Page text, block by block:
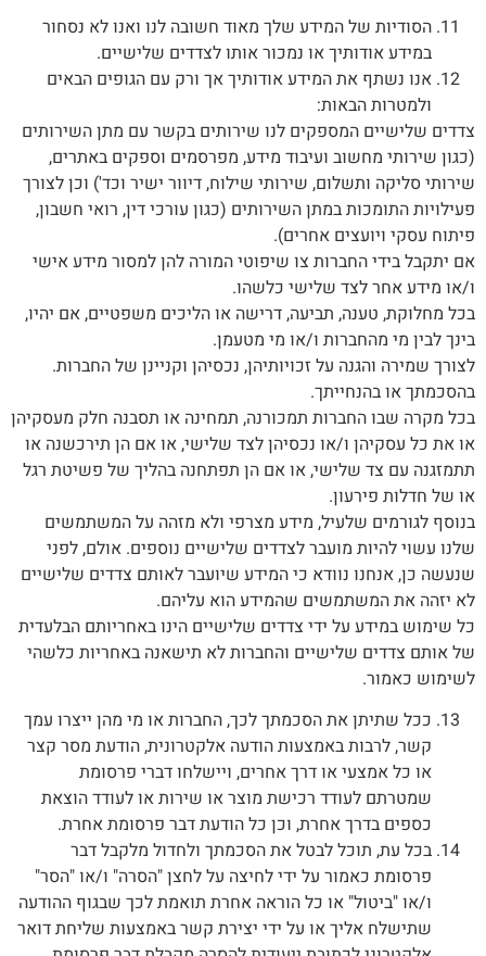
הסודיות של המידע שלך מאוד חשובה לנו ואנו לא נסחור
במידע אודותיך או נמכור אותו לצדדים שלישיים.
אנו נשתף את המידע אודותיך אך ורק עם הגופים הבאים
ולמטרות הבאות:
צדדים שלישיים המספקים לנו שירותים בקשר עם מתן השירותים
(כגון שירותי מחשוב ועיבוד מידע, מפרסמים וספקים באתרים,
שירותי סליקה ותשלום, שירותי שילוח, דיוור ישיר וכד') וכן לצורך
פעילויות התומכות במתן השירותים (כגון עורכי דין, רואי חשבון,
פיתוח עסקי ויועצים אחרים).
אם יתקבל בידי החברות צו שיפוטי המורה להן למסור מידע אישי
ו/או מידע אחר לצד שלישי כלשהו.
בכל מחלוקת, טענה, תביעה, דרישה או הליכים משפטיים, אם יהיו,
בינך לבין מי מהחברות ו/או מי מטעמן.
לצורך שמירה והגנה על זכויותיהן, נכסיהן וקניינן של החברות.
בהסכמתך או בהנחייתך.
בכל מקרה שבו החברות תמכורנה, תמחינה או תסבנה חלק מעסקיהן
או את כל עסקיהן ו/או נכסיהן לצד שלישי, או אם הן תירכשנה או
תתמזגנה עם צד שלישי, או אם הן תפתחנה בהליך של פשיטת רגל
או של חדלות פירעון.
בנוסף לגורמים שלעיל, מידע מצרפי ולא מזהה על המשתמשים
שלנו עשוי להיות מועבר לצדדים שלישיים נוספים. אולם, לפני
שנעשה כן, אנחנו נוודא כי המידע שיועבר לאותם צדדים שלישיים
לא יזהה את המשתמשים שהמידע הוא עליהם.
כל שימוש במידע על ידי צדדים שלישיים הינו באחריותם הבלעדית
של אותם צדדים שלישיים והחברות לא תישאנה באחריות כלשהי
לשימוש כאמור.
ככל שתיתן את הסכמתך לכך, החברות או מי מהן ייצרו עמך
קשר, לרבות באמצעות הודעה אלקטרונית, הודעת מסר קצר
או כל אמצעי או דרך אחרים, ויישלחו דברי פרסומת
שמטרתם לעודד רכישת מוצר או שירות או לעודד הוצאת
כספים בדרך אחרת, וכן כל הודעת דבר פרסומת אחרת.
בכל עת, תוכל לבטל את הסכמתך ולחדול מלקבל דבר
פרסומת כאמור על ידי לחיצה על לחצן "הסרה" ו/או "הסר"
ו/או "ביטול" או כל הוראה אחרת תואמת לכך שבגוף ההודעה
שתישלח אליך או על ידי יצירת קשר באמצעות שליחת דואר